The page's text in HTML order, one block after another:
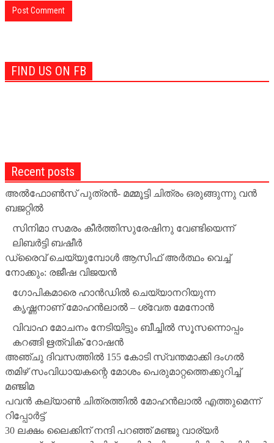
FIND US ON FB
Recent posts
അല്‍ഫോണ്‍സ് പുത്രന്‍- മമ്മൂട്ടി ചിത്രം ഒരുങ്ങുന്നു വന്‍
ബജറ്റില്‍
സിനിമാ സമരം കീര്‍ത്തിസുരേഷിനു വേണ്ടിയെന്ന്
ലിബര്‍ട്ടി ബഷീര്‍
ഡ്രൈവ് ചെയ്യുമ്പോള്‍ ആസിഫ് അര്‍ത്ഥം വെച്ച്
നോക്കും: രജീഷ വിജയന്‍
ഗോപികമാരെ ഹാന്‍ഡില്‍ ചെയ്യാനറിയുന്ന
കൃഷ്ണനാണ് മോഹന്‍ലാല്‍ – ശ്വേത മേനോന്‍
വിവാഹ മോചനം നേടിയിട്ടും ബീച്ചില്‍ സൂസന്നൊപ്പം
കറങ്ങി ഋത്വിക് റോഷന്‍
അഞ്ചു ദിവസത്തില്‍ 155 കോടി സ്വന്തമാക്കി ദംഗല്‍
തമിഴ് സംവിധായകന്റെ മോശം പെരുമാറ്റത്തെക്കുറിച്ച്
മഞ്ജിമ
പവന്‍ കല്യാണ്‍ ചിത്രത്തില്‍ മോഹന്‍ലാല്‍ എത്തുമെന്ന്
റിപ്പോര്‍ട്ട്
30 ലക്ഷം ലൈക്കിന് നന്ദി പറഞ്ഞ് മഞ്ജു വാര്യര്‍